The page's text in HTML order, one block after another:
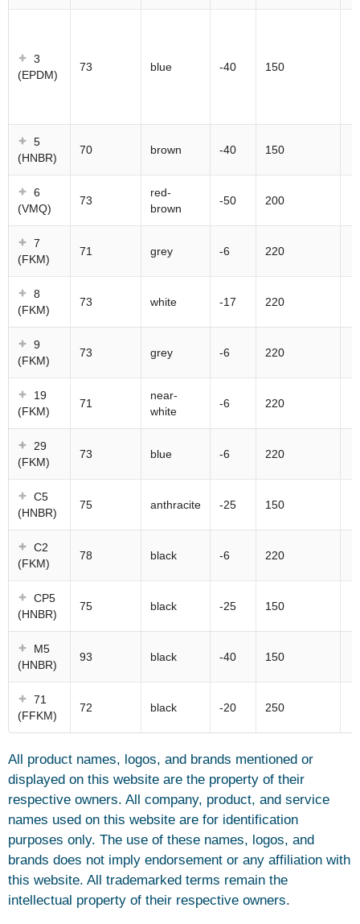
3
(EPDM)
73 blue -40 150
5
(HNBR)
70 brown -40 150
6
(VMQ)
73
red-
brown
-50 200
7
(FKM)
71 grey -6 220
8
(FKM)
73 white -17 220
9
(FKM)
73 grey -6 220
19
(FKM)
71
near-
white
-6 220
29
(FKM)
73 blue -6 220
C5
(HNBR)
75 anthracite -25 150
C2
(FKM)
78 black -6 220
CP5
(HNBR)
75 black -25 150
M5
(HNBR)
93 black -40 150
71
(FFKM)
72 black -20 250
All product names, logos, and brands mentioned or
displayed on this website are the property of their
respective owners. All company, product, and service
names used on this website are for identification
purposes only. The use of these names, logos, and
brands does not imply endorsement or any affiliation with
this website. All trademarked terms remain the
intellectual property of their respective owners.